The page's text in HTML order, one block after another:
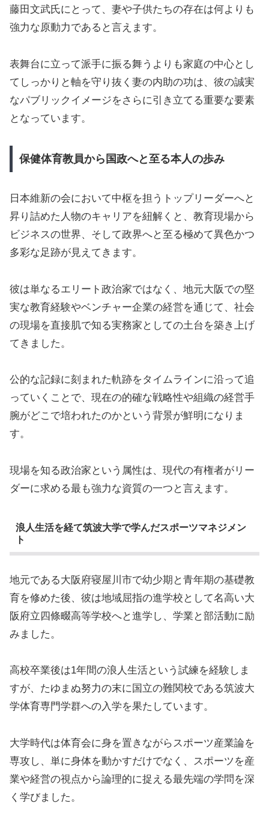
藤田文武氏にとって、妻や子供たちの存在は何よりも
強力な原動力であると言えます。
表舞台に立って派手に振る舞うよりも家庭の中心とし
てしっかりと軸を守り抜く妻の内助の功は、彼の誠実
なパブリックイメージをさらに引き立てる重要な要素
となっています。
保健体育教員から国政へと至る本人の歩み
日本維新の会において中枢を担うトップリーダーへと
昇り詰めた人物のキャリアを紐解くと、教育現場から
ビジネスの世界、そして政界へと至る極めて異色かつ
多彩な足跡が見えてきます。
彼は単なるエリート政治家ではなく、地元大阪での堅
実な教育経験やベンチャー企業の経営を通じて、社会
の現場を直接肌で知る実務家としての土台を築き上げ
てきました。
公的な記録に刻まれた軌跡をタイムラインに沿って追
っていくことで、現在の的確な戦略性や組織の経営手
腕がどこで培われたのかという背景が鮮明になりま
す。
現場を知る政治家という属性は、現代の有権者がリー
ダーに求める最も強力な資質の一つと言えます。
浪人生活を経て筑波大学で学んだスポーツマネジメン
ト
地元である大阪府寝屋川市で幼少期と青年期の基礎教
育を修めた後、彼は地域屈指の進学校として名高い大
阪府立四條畷高等学校へと進学し、学業と部活動に励
みました。
高校卒業後は1年間の浪人生活という試練を経験しま
すが、たゆまぬ努力の末に国立の難関校である筑波大
学体育専門学群への入学を果たしています。
大学時代は体育会に身を置きながらスポーツ産業論を
専攻し、単に身体を動かすだけでなく、スポーツを産
業や経営の視点から論理的に捉える最先端の学問を深
く学びました。